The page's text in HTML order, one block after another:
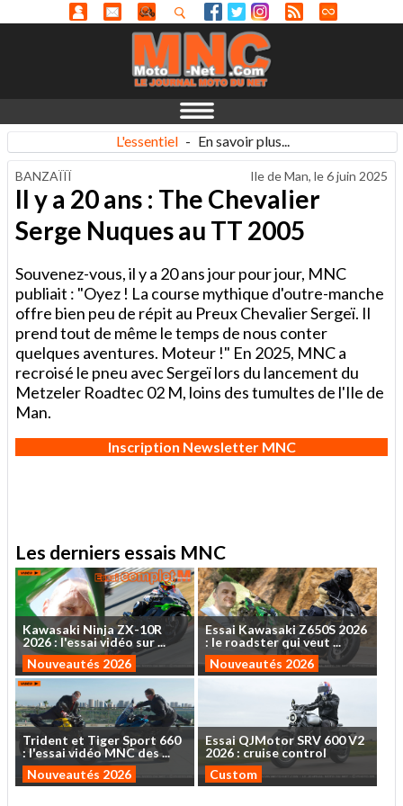
L'essentiel - En savoir plus...
BANZAÏÏÏ Ile de Man, le6 juin 2025
Il y a 20 ans : The Chevalier
Serge Nuques au TT 2005
Souvenez-vous, il y a 20 ans jour pour jour, MNC
publiait : "Oyez ! La course mythique d'outre-manche
offre bien peu de répit au Preux Chevalier Sergeï. Il
prend tout de même le temps de nous conter
quelques aventures. Moteur !" En 2025, MNC a
recroisé le pneu avec Sergeï lors du lancement du
Metzeler Roadtec 02 M, loins des tumultes de l'Ile de
Man.
Inscription Newsletter MNC
Les derniers essais MNC
Kawasaki NinjaZX-10R
2026: l'essaividéo sur...
Nouveautés 2026
Essai KawasakiZ650S 2026
: le roadsterquiveut ...
Nouveautés 2026
Trident et TigerSport 660
: l'essaividéoMNCdes...
Nouveautés 2026
EssaiQJMotorSRV 600V2
2026 : cruise control
Custom